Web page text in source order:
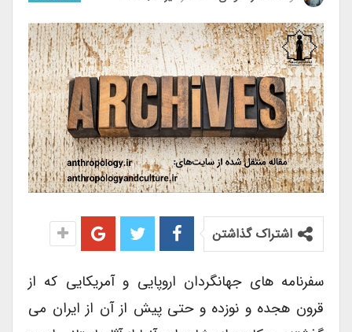
اشتراک گذاشتن
سفرنامه های جهانگردان اروپایی و آمریکایی که از
قرون هجده و نوزده و حتی پیش از آن از ایران می